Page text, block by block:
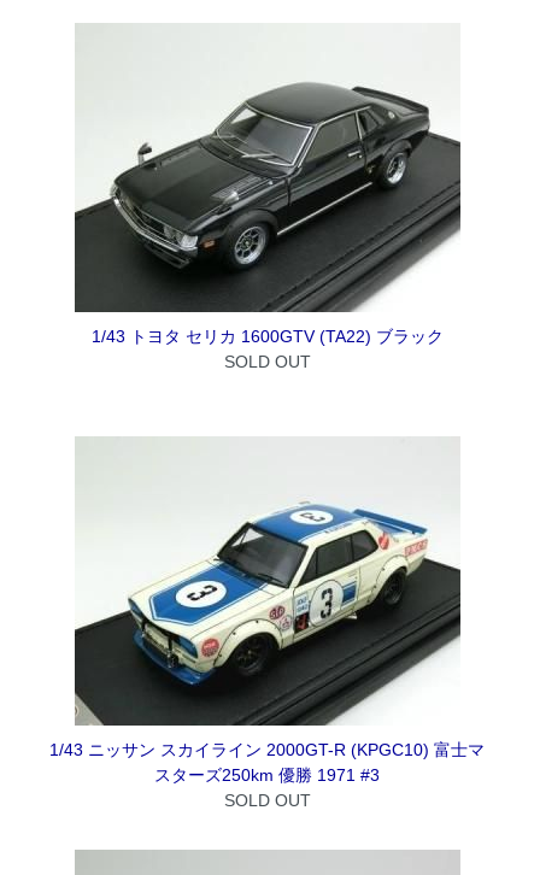
1/43 トヨタ セリカ 1600GTV (TA22) ブラック
SOLD OUT
1/43 ニッサン スカイライン 2000GT-R (KPGC10) 富士マ
スターズ250km 優勝 1971 #3
SOLD OUT